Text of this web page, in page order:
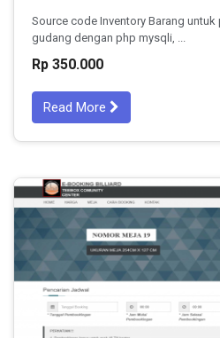
Source code Inventory Barang
gudang dengan php mysqli, ...
Rp 350.000
Read More